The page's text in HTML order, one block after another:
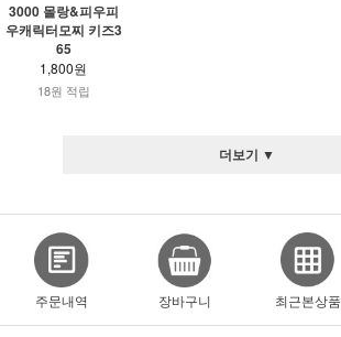
3000 몰랑&피우피
우캐릭터모찌 키즈3
65
1,800원
18원 적립
더보기 ▼
주문내역 장바구니 최근본상품